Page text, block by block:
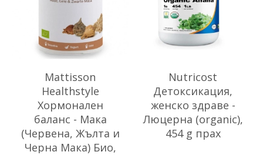
Mattisson
Healthstyle
Хормонален
баланс - Мака
(Червена, Жълта и
Черна Мака) Био,
Nutricost
Детоксикация,
женско здраве -
Люцерна (organic),
454 g прах